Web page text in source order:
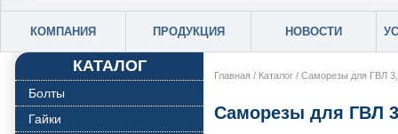
КОМПАНИЯ ПРОДУКЦИЯ НОВОСТИ
КАТАЛОГ
Болты
Гайки
Главная / Каталог / Саморезы для ГВЛ
Саморезы для ГВЛ